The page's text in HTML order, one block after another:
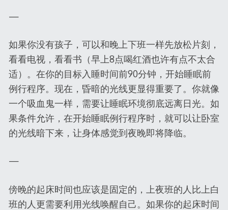
—
如果你没有孩子，可以和晚上下班一样先放松片刻，
看看电视，看看书（早上8点喝红酒也许有点不太合
适）。在你的目标入睡时间前90分钟，开始睡眠前
例行程序。现在，昏暗的光线更显得重要了。你就像
一个吸血鬼一样，需要让睡眠环境彻底远离日光。如
果条件允许，在开始睡眠例行程序时，就可以让卧室
的光线暗下来，让身体感觉到夜晚即将降临。
—
傍晚的起床时间也应该是固定的，上夜班的人比上白
班的人更需要利用光线唤醒自己。如果你的起床时间